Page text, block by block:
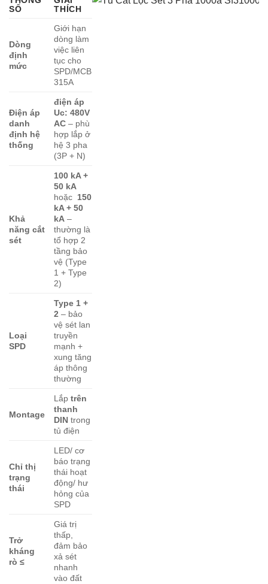
SỐ
THÍCH
Dòng
định
mức
Giới hạn
dòng làm
việc liên
tục cho
SPD/MCB
315A
Điện áp
danh
định hệ
thống
điện áp
Uc: 480V
AC – phù
hợp lắp ở
hệ 3 pha
(3P + N)
Khả
năng cắt
sét
100 kA +
50 kA
hoặc 150
kA + 50
kA –
thường là
tổ hợp 2
tầng bảo
vệ (Type
1 + Type
2)
Loại
SPD
Type 1 +
2 – bảo
vệ sét lan
truyền
mạnh +
xung tăng
áp thông
thường
Montage
Lắptrên
thanh
DIN trong
tủ điện
Chỉ thị
trạng
thái
LED/ cơ
báo trạng
thái hoạt
động/ hư
hỏng của
SPD
Trở
kháng
rò ≤
Giá trị
thấp,
đảm bảo
xả sét
nhanh
vào đất